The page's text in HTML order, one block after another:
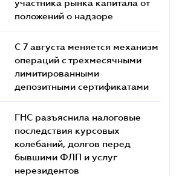
участника рынка капитала от
положений о надзоре
С 7 августа меняется механизм
операций с трехмесячными
лимитированными
депозитными сертификатами
ГНС разъяснила налоговые
последствия курсовых
колебаний, долгов перед
бывшими ФЛП и услуг
нерезидентов